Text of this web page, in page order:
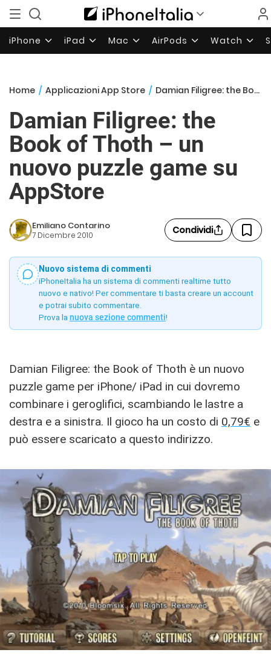
iPhone iPad Mac AirPods Watch
Home / Applicazioni App Store / Damian Filigree: the Book of Thoth – un nuovo puzzle game su AppStore
Damian Filigree: the
Book of Thoth – un
nuovo puzzle game su
AppStore
Emiliano Contarino
7 Dicembre 2010 Condividi
Nuovo sistema di commenti
iPhoneItalia ha un sistema di commenti realtime tutto
nuovo e nativo! Per commentare ti basta creare un account
e potrai subito commentare.
Prova la nuova sezione commenti!
Damian Filigree: the Book of Thoth è un nuovo
puzzle game per iPhone/ iPad in cui dovremo
combinare i geroglifici, scambiando le lastre a
destra e a sinistra. Il gioco ha un costo di 0,79€ e
può essere scaricato a questo indirizzo.